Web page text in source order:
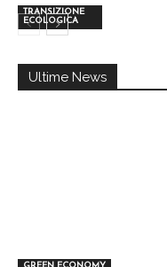
TRANSIZIONE
ECOLOGICA
Ultime News